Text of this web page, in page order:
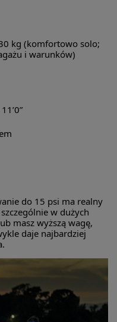
kg (komfortowo solo;
i warunków)
do 15 psi ma realny
w dużych
masz wyższą wagę,
daje najbardziej